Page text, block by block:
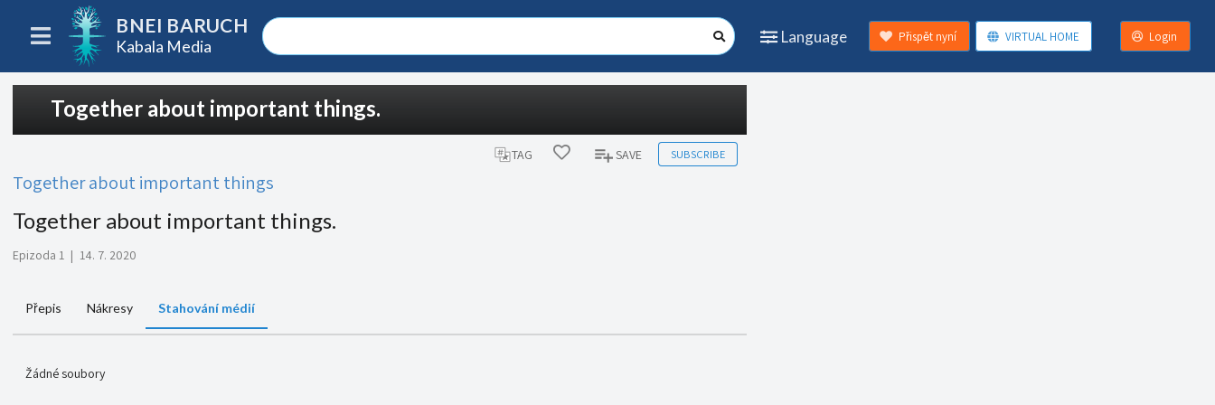
BNEI BARUCH
Kabala Media
Language Přispět nyní VIRTUAL HOME Login
Together about important things.
TAG SAVE SUBSCRIBE
Together about important things
Together about important things.
Epizoda 1 | 14. 7. 2020
Přepis Nákresy Stahování médií
Žádné soubory